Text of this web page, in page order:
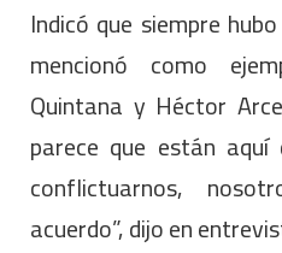
Indicó que siempre
mencionó como
Quintana y Héctor
parece que están
conflictuarnos,
acuerdo”, dijo en